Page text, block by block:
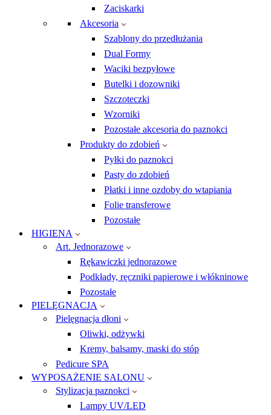
Zaciskarki
Akcesoria
Szablony do przedłużania
Dual Formy
Waciki bezpyłowe
Butelki i dozowniki
Szczoteczki
Wzorniki
Pozostałe akcesoria do paznokci
Produkty do zdobień
Pyłki do paznokci
Pasty do zdobień
Płatki i inne ozdoby do wtapiania
Folie transferowe
Pozostałe
HIGIENA
Art. Jednorazowe
Rękawiczki jednorazowe
Podkłady, ręczniki papierowe i włókninowe
Pozostałe
PIELĘGNACJA
Pielęgnacja dłoni
Oliwki, odżywki
Kremy, balsamy, maski do stóp
Pedicure SPA
WYPOSAŻENIE SALONU
Stylizacja paznokci
Lampy UV/LED